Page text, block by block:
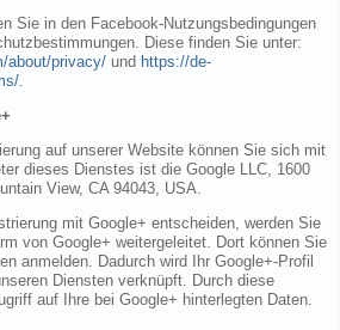
Sie in den Facebook-Nutzungsbedingungen
Diese finden Sie unter:
about/privacy/ und https://de-
.
auf unserer Website können Sie sich mit
dieses Dienstes ist die Google LLC, 1600
View, CA 94043, USA.
mit Google+ entscheiden, werden Sie
von Google+ weitergeleitet. Dort können Sie
anmelden. Dadurch wird Ihr Google+-Profil
Diensten verknüpft. Durch diese
auf Ihre bei Google+ hinterlegten Daten.